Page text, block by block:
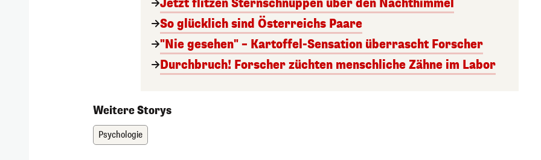
So glücklich sind Österreichs Paare
"Nie gesehen" – Kartoffel-Sensation überrascht Forscher
Durchbruch! Forscher züchten menschliche Zähne im Labor
Weitere Storys
Psychologie